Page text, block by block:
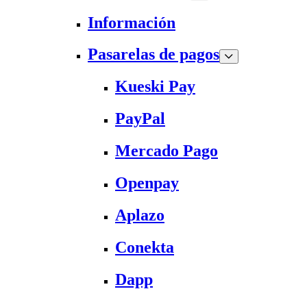
Información
Pasarelas de pagos
Kueski Pay
PayPal
Mercado Pago
Openpay
Aplazo
Conekta
Dapp